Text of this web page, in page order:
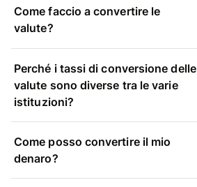
Come faccio a convertire le
valute?
Perché i tassi di conversione delle
valute sono diverse tra le varie
istituzioni?
Come posso convertire il mio
denaro?